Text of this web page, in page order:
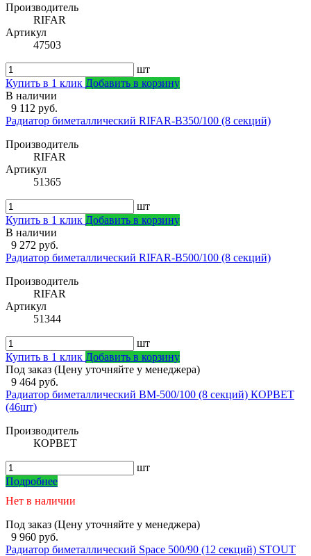
Производитель
RIFAR
Артикул
47503
шт
Купить в 1 клик Добавить в корзину
В наличии
9 112 руб.
Радиатор биметаллический RIFAR-В350/100 (8 секций)
Производитель
RIFAR
Артикул
51365
шт
Купить в 1 клик Добавить в корзину
В наличии
9 272 руб.
Радиатор биметаллический RIFAR-В500/100 (8 секций)
Производитель
RIFAR
Артикул
51344
шт
Купить в 1 клик Добавить в корзину
Под заказ (Цену уточняйте у менеджера)
9 464 руб.
Радиатор биметаллический ВМ-500/100 (8 секций) КОРВЕТ
(46шт)
Производитель
КОРВЕТ
шт
Подробнее
Нет в наличии
Под заказ (Цену уточняйте у менеджера)
9 960 руб.
Радиатор биметаллический Space 500/90 (12 секций) STOUT